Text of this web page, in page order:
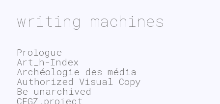
writing machines
Prologue
Art_h-Index
Archéologie des média
Authorized Visual Copy
Be unarchived
CEGZ.project